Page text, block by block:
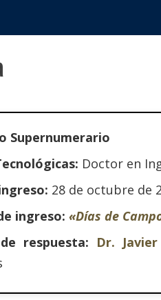
Supernumerario
Doctor en
28 de octubre de
ingreso:«Días de
respuesta: Dr.